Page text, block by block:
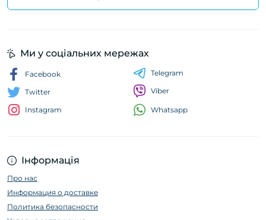
Інформація
Про нас
Информация о доставке
Политика безопасности
Ми у соціальних мережах
Facebook
Twitter
Instagram
Telegram
Viber
Whatsapp